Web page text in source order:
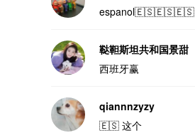
espanol🇪🇸🇪🇸🇪🇸
鞑靼斯坦共和国景甜
西班牙赢
qiannnzyzy
🇪🇸 这个